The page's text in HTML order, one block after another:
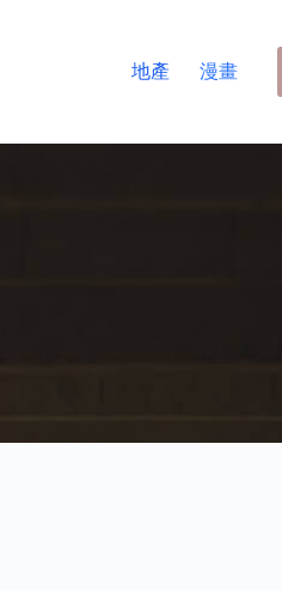
地產 漫畫